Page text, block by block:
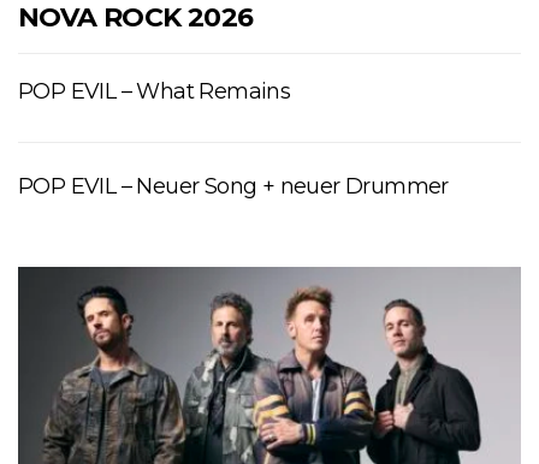
NOVA ROCK 2026
POP EVIL – What Remains
POP EVIL – Neuer Song + neuer Drummer